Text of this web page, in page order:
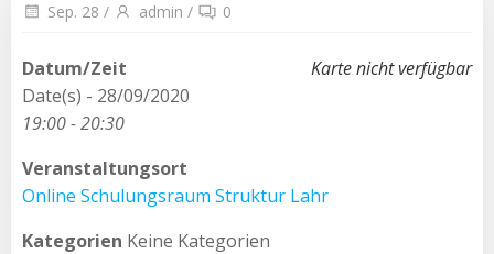
Sep. 28 / admin / 0
Karte nicht verfügbar
Datum/Zeit
Date(s) - 28/09/2020
19:00 - 20:30
Veranstaltungsort
Online Schulungsraum Struktur Lahr
Kategorien Keine Kategorien